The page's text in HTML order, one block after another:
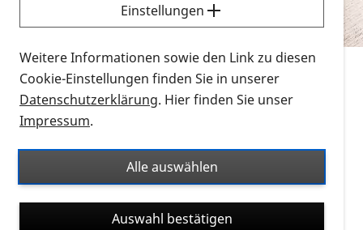
suchen und dieses bestellen bzw. herunterladen
können? Schauen Sie sich dieErklärvideos zum
Thema Infomaterial auf der PRO RETINA-Website
für blinde und sehbehinderte Menschen an.
Auf dieser Seite finden Sie sämtliches Infomaterial
Ort. Nutzen Sie den Formatfilter, um ausschließlich
nach Flyern und Broschüren, Audios oder Videos zu
suchen. Die meisten Flyer und Broschüren werden in
verschiedenen Formaten angeboten: zur
Einstellungen
Weitere Informationen sowie den Link zu diesen
Cookie-Einstellungen finden Sie in unserer
Datenschutzerklärung. Hier finden Sie unser
Impressum.
Alle auswählen
Auswahl bestätigen